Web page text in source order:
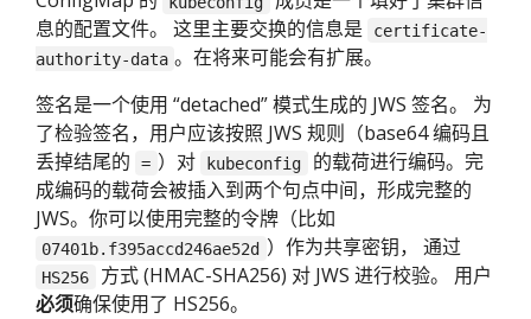
息的配置文件。 这里主要交换的信息是
certificate-
authority-data 。在将来可能会有扩展。
签名是一个使用 “detached” 模式生成的 JWS 签名。 为
了检验签名，用户应该按照 JWS 规则（base64 编码且
丢掉结尾的
= ）对 kubeconfig
的载荷进行编码。完
成编码的载荷会被插入到两个句点中间，形成完整的
JWS。你可以使用完整的令牌（比如
07401b.f395accd246ae52d ）作为共享密钥， 通过
HS256
方式 (HMAC-SHA256) 对 JWS 进行校验。 用户
必须确保使用了 HS256。